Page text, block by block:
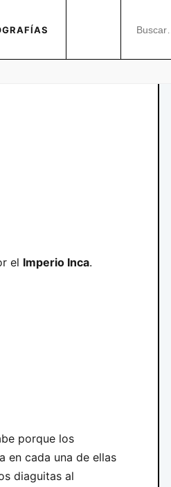
el Imperio Inca.
porque los
en cada una de ellas
diaguitas al